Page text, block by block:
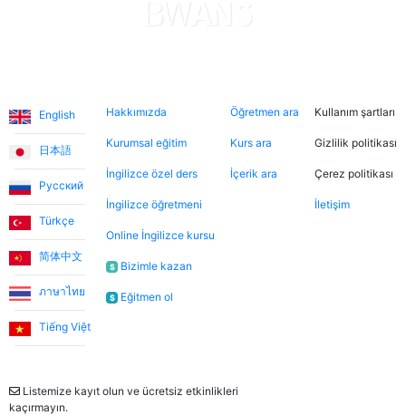
gerçekten memnunum. Teşekkürler.
Platform, tek kelimeyle muhteşem. Eğitmenleri de
inanılmaz sıcakkanlı. İndirimli tanışma derslerinden
yararlanarak farklı öğretmenleri tanıma fırsatı buldum.
Dersler, öğretmen-öğrenci ilişkisinden çok arkadaşlık
havasında geçiyor.
Ece T.
Emma, kızıma İngilizceyi çok eğlenceli yöntemlerle
öğretiyor. Her zaman neşeli ve bu dersleri daha keyifli
hale getiriyor. Bu uygulama sayesinde Emma ile
şans olarak görüyorum.
English
日本語
Русский
Türkçe
简体中文
ภาษาไทย
Tiếng Việt
Hakkımızda
Kurumsal eğitim
İngilizce özel ders
İngilizce öğretmeni
Online İngilizce kursu
$ Bizimle kazan
$ Eğitmen ol
Öğretmen ara
Kurs ara
İçerik ara
Kullanım şartları
Gizlilik politikası
Çerez politikası
İletişim
Listemize kayıt olun ve ücretsiz etkinlikleri
kaçırmayın.